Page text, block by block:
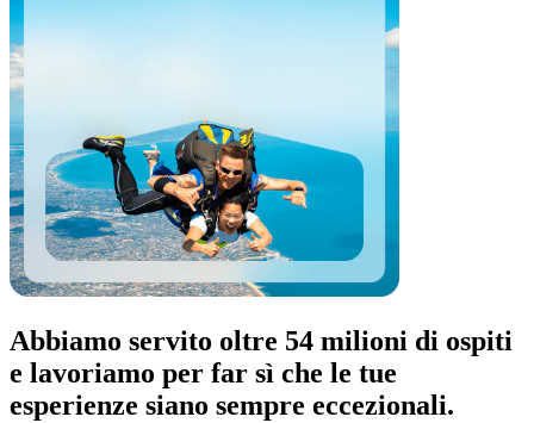
Abbiamo servito oltre 54 milioni di ospiti
e lavoriamo per far sì che le tue
esperienze siano sempre eccezionali.